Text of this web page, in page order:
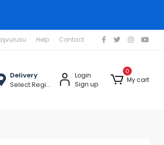
Help Contact
Delivery
Select Region
Login
Sign up
0
My cart